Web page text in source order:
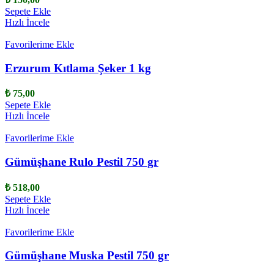
Sepete Ekle
Hızlı İncele
Favorilerime Ekle
Erzurum Kıtlama Şeker 1 kg
₺75,00
Sepete Ekle
Hızlı İncele
Favorilerime Ekle
Gümüşhane Rulo Pestil 750 gr
₺518,00
Sepete Ekle
Hızlı İncele
Favorilerime Ekle
Gümüşhane Muska Pestil 750 gr